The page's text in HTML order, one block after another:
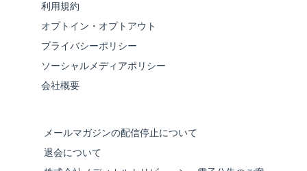
利用規約
オプトイン・オプトアウト
プライバシーポリシー
ソーシャルメディアポリシー
会社概要
メールマガジンの配信停止について
退会について